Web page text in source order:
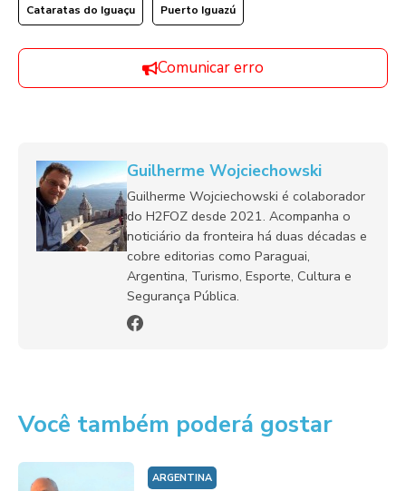
Cataratas do Iguaçu Puerto Iguazú
Comunicar erro
Guilherme Wojciechowski
Guilherme Wojciechowski é colaborador
do H2FOZ desde 2021. Acompanha o
noticiário da fronteira há duas décadas e
cobre editorias como Paraguai,
Argentina, Turismo, Esporte, Cultura e
Segurança Pública.
Você também poderá gostar
ARGENTINA